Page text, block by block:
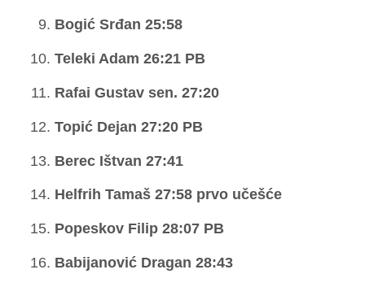
Bogić Srđan 25:58
Teleki Adam 26:21 PB
Rafai Gustav sen. 27:20
Topić Dejan 27:20 PB
Berec Ištvan 27:41
Helfrih Tamaš 27:58 prvo učešće
Popeskov Filip 28:07 PB
Babijanović Dragan 28:43